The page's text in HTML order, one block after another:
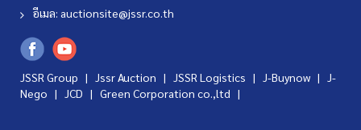
อีเมล: auctionsite@jssr.co.th
JSSR Group | Jssr Auction | JSSR Logistics | J-Buynow | J-
Nego | JCD | Green Corporation co.,ltd |